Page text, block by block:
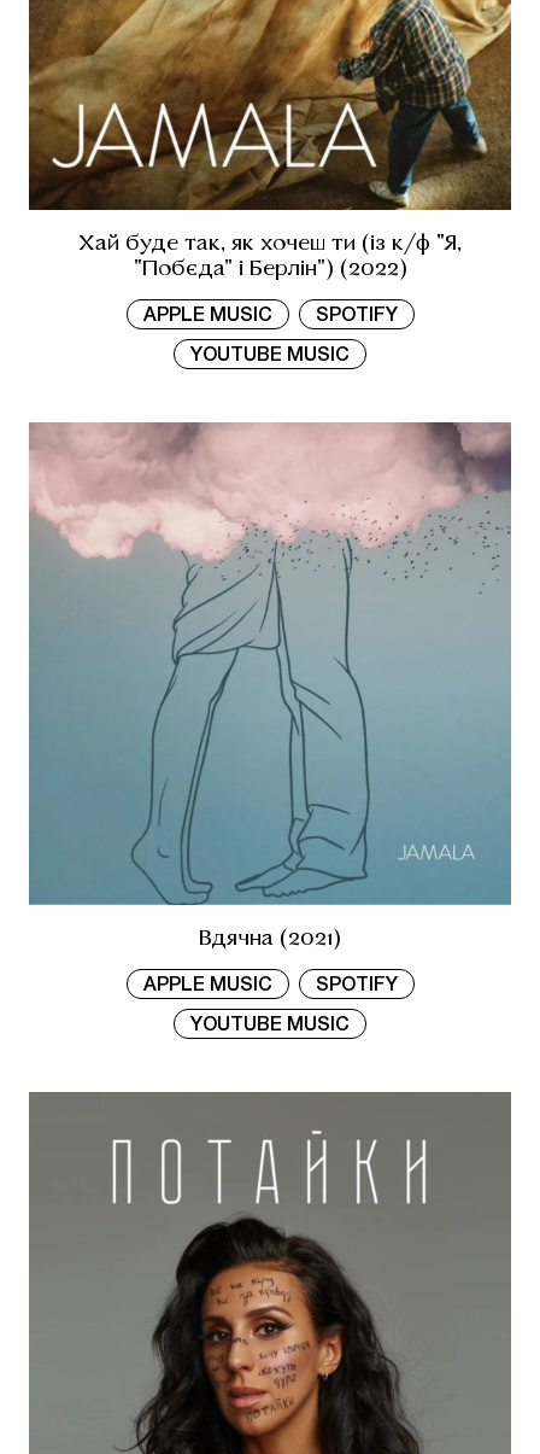
Хай буде так, як хочеш ти (із к/ф "Я,
"Побєда" і Берлін") (2022)
APPLE MUSIC SPOTIFY
YOUTUBE MUSIC
Вдячна (2021)
APPLE MUSIC SPOTIFY
YOUTUBE MUSIC